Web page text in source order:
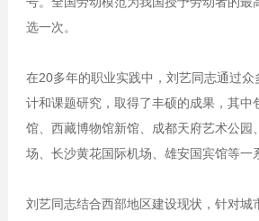
选一次。
在20多年的职业实践中，刘艺同志通过
计和课题研究，取得了丰硕的成果，其中
馆、西藏博物馆新馆、成都天府艺术公园
场、长沙黄花国际机场、雄安国宾馆等一
刘艺同志结合西部地区建设现状，针对城